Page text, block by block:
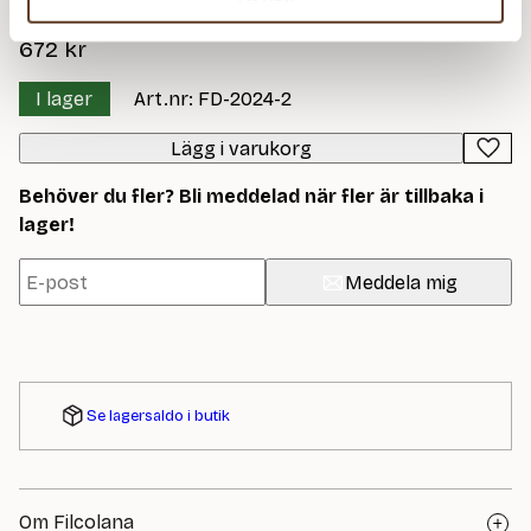
672 kr
I lager Art.nr: FD-2024-2
Lägg i varukorg
Behöver du fler? Bli meddelad när fler är tillbaka i
lager!
Meddela mig
Se lagersaldo i butik
Om Filcolana